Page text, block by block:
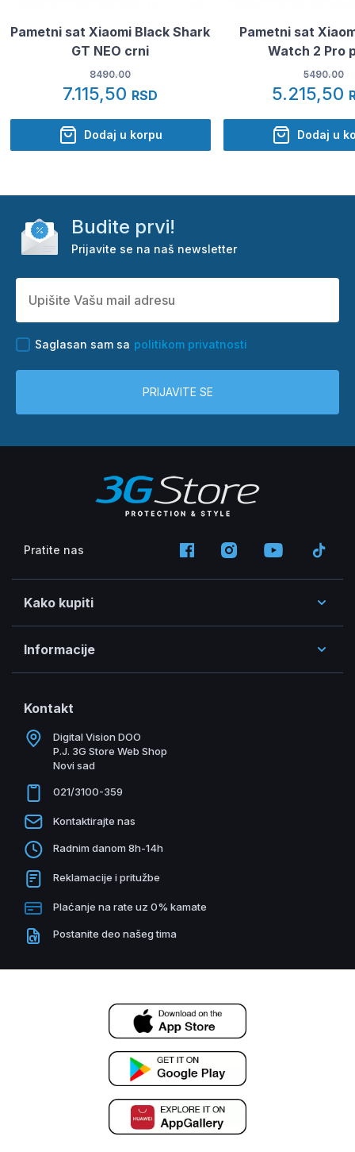
Pametni sat Xiaomi Black Shark
GT NEO crni
8490.00
7.115,50 RSD
Dodaj u korpu
Pametni sat
Watch 2 Pro
5490.00
5.215,50
Dodaj u
Budite prvi!
Prijavite se na naš newsletter
Saglasan sam sa politikom privatnosti
PRIJAVITE SE
Pratite nas
Kako kupiti
Informacije
Kontakt
Digital Vision DOO
P.J. 3G Store Web Shop
Novi sad
021/3100-359
Kontaktirajte nas
Radnim danom 8h-14h
Reklamacije i pritužbe
Plaćanje na rate uz 0% kamate
Postanite deo našeg tima